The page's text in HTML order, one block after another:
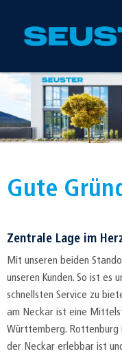
Gute
Zentrale Lage im
Mit unseren beiden
unseren Kunden. So ist es
schnellsten Service zu
am Neckar ist eine
Württemberg. Rottenburg
der Neckar erlebbar ist